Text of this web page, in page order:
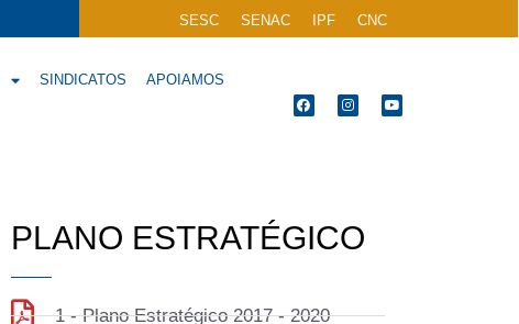
SESC SENAC IPF CNC
SINDICATOS APOIAMOS
PLANO ESTRATÉGICO
1 - Plano Estratégico 2017 - 2020